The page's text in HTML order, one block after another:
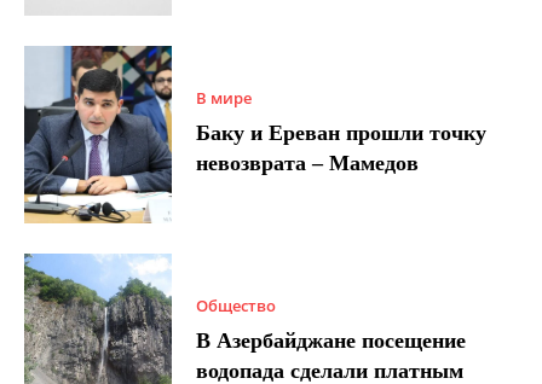
В мире
Баку и Ереван прошли точку
невозврата – Мамедов
Общество
В Азербайджане посещение
водопада сделали платным